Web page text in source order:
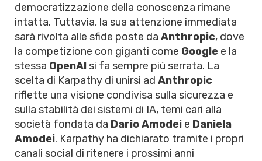
democratizzazione della conoscenza rimane
intatta. Tuttavia, la sua attenzione immediata
sarà rivolta alle sfide poste da Anthropic, dove
la competizione con giganti come Google e la
stessa OpenAI si fa sempre più serrata. La
scelta di Karpathy di unirsi ad Anthropic
riflette una visione condivisa sulla sicurezza e
sulla stabilità dei sistemi di IA, temi cari alla
società fondata da Dario Amodei e Daniela
Amodei. Karpathy ha dichiarato tramite i propri
canali social di ritenere i prossimi anni